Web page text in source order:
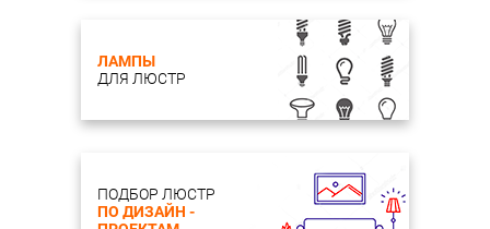
ЛАМПЫ
ДЛЯ ЛЮСТР
ПОДБОР ЛЮСТР
ПО ДИЗАЙН -